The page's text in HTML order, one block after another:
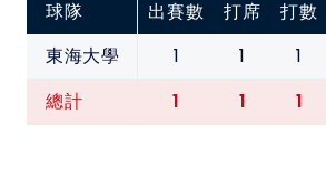
球隊 出賽數 打席 打數
東海大學
1 1 1
總計 1 1 1